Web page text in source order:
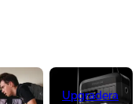
Upgradera